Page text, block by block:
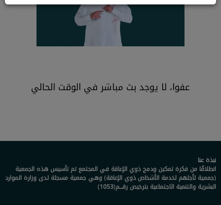
عفوا، لا يوجد بث مباشر في الوقت الحالي
نبذة عنا
انطلاقًا من فكرة تمكين ودمج ذوي الإعاقة في المجتمع تم تأسيس هذه الجمعية
(جمعية لأجلهم لخدمة الأشخاص ذوي الإعاقة) وهي جمعية مسجلة لدى وزارة الموارد
البشرية والتنمية الاجتماعية بترخيص رقـــم(1053)